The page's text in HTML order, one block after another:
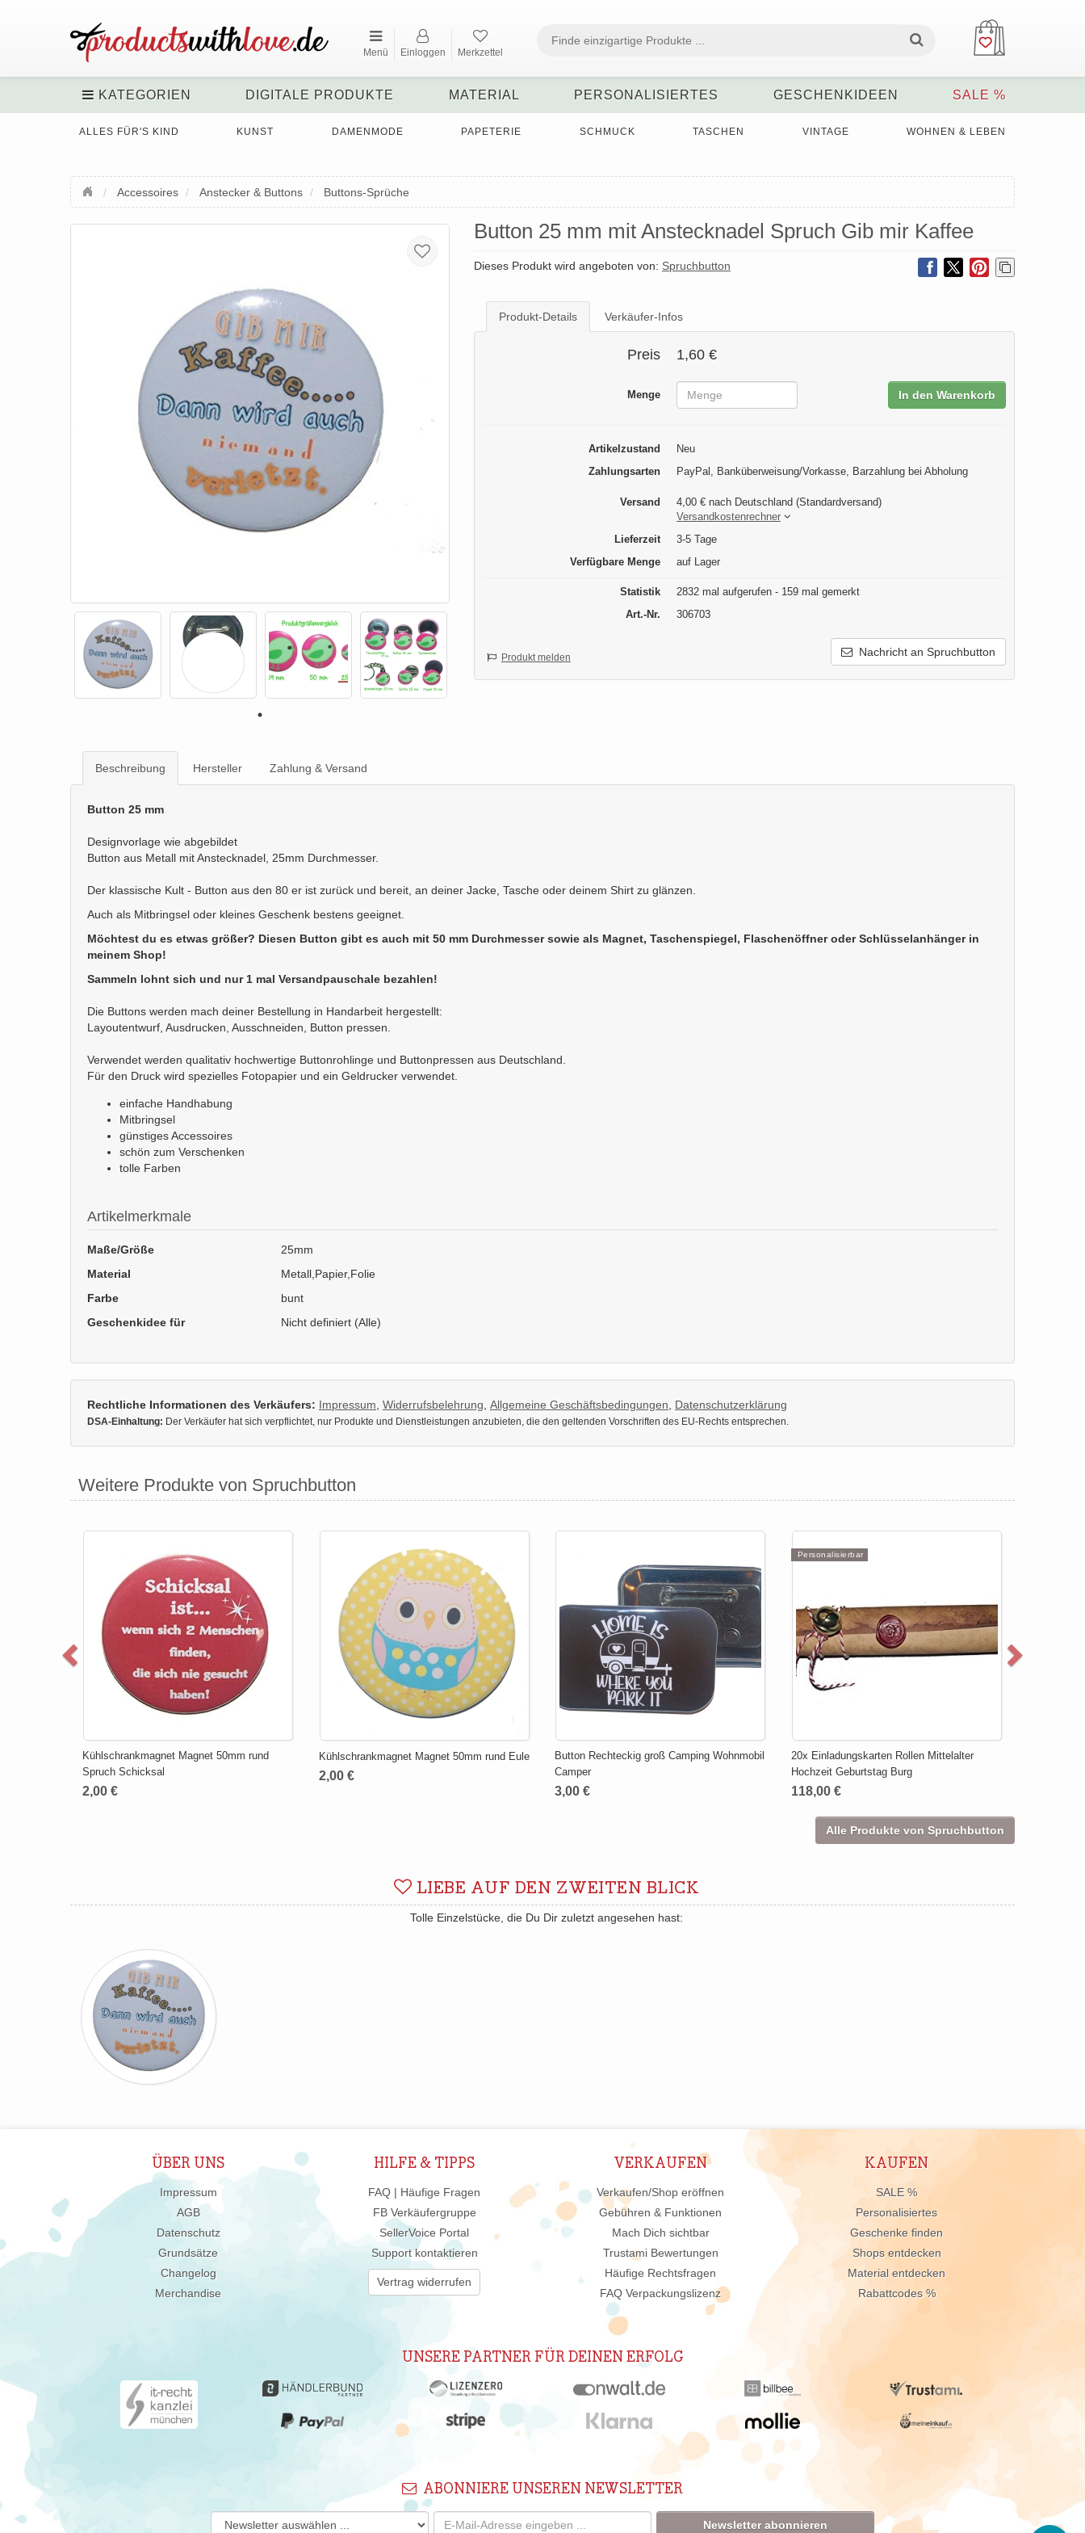
Menü Einloggen Merkzettel
KATEGORIEN DIGITALE PRODUKTE MATERIAL PERSONALISIERTES GESCHENKIDEEN SALE %
ALLES FÜR'S KIND KUNST DAMENMODE PAPETERIE SCHMUCK TASCHEN VINTAGE WOHNEN & LEBEN
Accessoires Anstecker & Buttons Buttons-Sprüche
Button 25 mm mit Anstecknadel Spruch Gib mir Kaffee
Dieses Produkt wird angeboten von: Spruchbutton
Produkt-Details Verkäufer-Infos
Preis 1,60 €
Menge In den Warenkorb
Artikelzustand
Neu
Zahlungsarten
PayPal, Banküberweisung/Vorkasse, Barzahlung bei Abholung
Versand
4,00 € nach Deutschland (Standardversand)
Versandkostenrechner
Lieferzeit
3-5 Tage
Verfügbare Menge
auf Lager
Statistik
2832 mal aufgerufen - 159 mal gemerkt
Art.-Nr.
306703
Nachricht an Spruchbutton
Produkt melden
Beschreibung Hersteller Zahlung & Versand
Button 25 mm
Designvorlage wie abgebildet
Button aus Metall mit Anstecknadel, 25mm Durchmesser.
Der klassische Kult - Button aus den 80 er ist zurück und bereit, an deiner Jacke, Tasche oder deinem Shirt zu glänzen.
Auch als Mitbringsel oder kleines Geschenk bestens geeignet.
Möchtest du es etwas größer? Diesen Button gibt es auch mit 50 mm Durchmesser sowie als Magnet, Taschenspiegel, Flaschenöffner oder Schlüsselanhänger in
meinem Shop!
Sammeln lohnt sich und nur 1 mal Versandpauschale bezahlen!
Die Buttons werden mach deiner Bestellung in Handarbeit hergestellt:
Layoutentwurf, Ausdrucken, Ausschneiden, Button pressen.
Verwendet werden qualitativ hochwertige Buttonrohlinge und Buttonpressen aus Deutschland.
Für den Druck wird spezielles Fotopapier und ein Geldrucker verwendet.
einfache Handhabung
Mitbringsel
günstiges Accessoires
schön zum Verschenken
tolle Farben
Artikelmerkmale
Maße/Größe
25mm
Material
Metall,Papier,Folie
Farbe
bunt
Geschenkidee für
Nicht definiert (Alle)
Rechtliche Informationen des Verkäufers: Impressum Widerrufsbelehrung Allgemeine Geschäftsbedingungen Datenschutzerklärung
DSA-Einhaltung: Der Verkäufer hat sich verpflichtet, nur Produkte und Dienstleistungen anzubieten, die den geltenden Vorschriften des EU-Rechts entsprechen.
Weitere Produkte von Spruchbutton
Kühlschrankmagnet Magnet 50mm rund
Spruch Schicksal
2,00 €
Kühlschrankmagnet Magnet 50mm rund Eule
2,00 €
Button Rechteckig groß Camping Wohnmobil
Camper
3,00 €
Personalisierbar
20x Einladungskarten Rollen Mittelalter
Hochzeit Geburtstag Burg
118,00 €
Alle Produkte von Spruchbutton
LIEBE AUF DEN ZWEITEN BLICK
Tolle Einzelstücke, die Du Dir zuletzt angesehen hast:
ÜBER UNS
Impressum
AGB
Datenschutz
Grundsätze
Changelog
Merchandise
HILFE & TIPPS
FAQ | Häufige Fragen
FB Verkäufergruppe
SellerVoice Portal
Support kontaktieren
Vertrag widerrufen
VERKAUFEN
Verkaufen/Shop eröffnen
Gebühren & Funktionen
Mach Dich sichtbar
Trustami Bewertungen
Häufige Rechtsfragen
FAQ Verpackungslizenz
KAUFEN
SALE %
Personalisiertes
Geschenke finden
Shops entdecken
Material entdecken
Rabattcodes %
UNSERE PARTNER FÜR DEINEN ERFOLG
ABONNIERE UNSEREN NEWSLETTER
Newsletter abonnieren